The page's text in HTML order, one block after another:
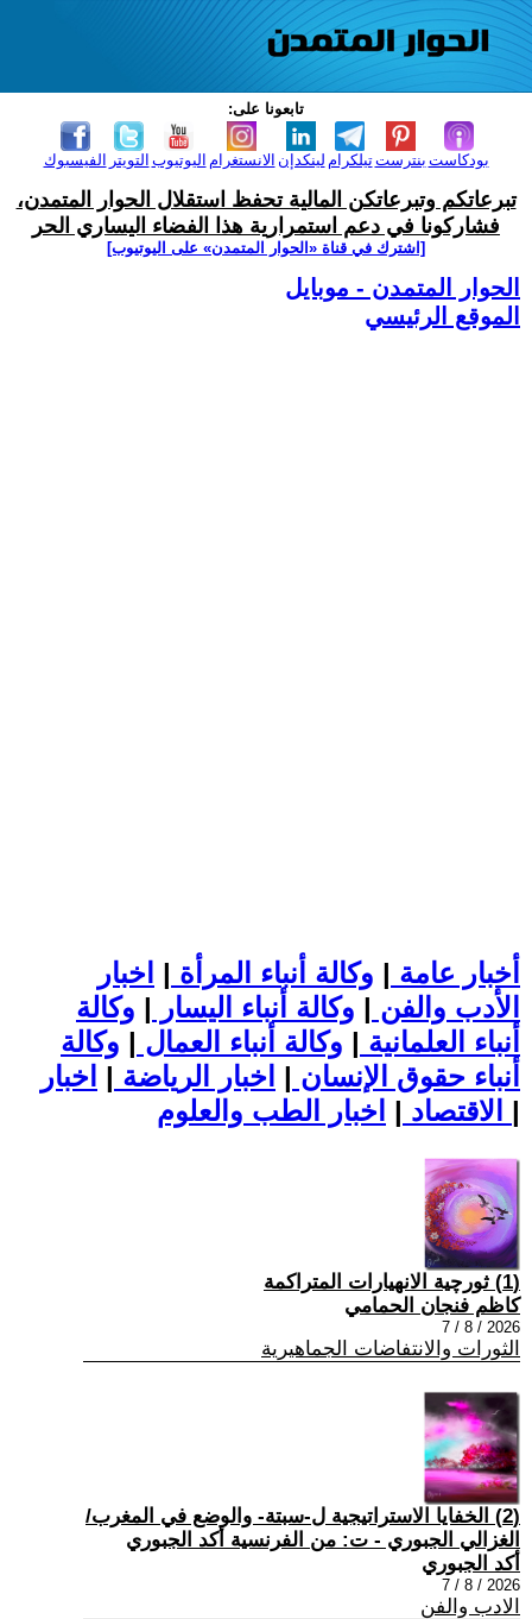
تابعونا على:
الفيسبوك التويتر اليوتيوب الانستغرام لينكدإن تيلكرامبنترست بودكاست
تبرعاتكم وتبرعاتكن المالية تحفظ استقلال الحوار المتمدن،
فشاركونا في دعم استمرارية هذا الفضاء اليساري الحر
[اشترك في قناة ‫«الحوار المتمدن» على اليوتيوب]
الحوار المتمدن - موبايل
الموقع الرئيسي
أخبار عامة | وكالة أنباء المرأة | اخبار
الأدب والفن | وكالة أنباء اليسار | وكالة
أنباء العلمانية | وكالة أنباء العمال | وكالة
أنباء حقوق الإنسان | اخبار الرياضة | اخبار
الاقتصاد | |
(1) ثورچية الانهيارات المتراكمة
كاظم فنجان الحمامي
2026 / 8 / 7
الثورات والانتفاضات الجماهيرية
(2) الخفايا الاستراتيجية ل-سبتة- والوضع في المغرب/
الغزالي الجبوري - ت: من الفرنسية أكد الجبوري
أكد الجبوري
2026 / 8 / 7
الادب والفن